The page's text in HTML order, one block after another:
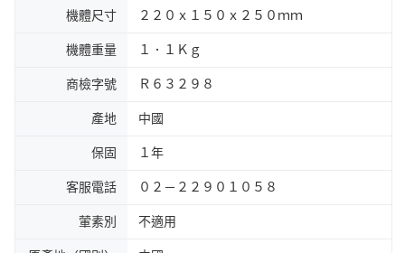
機體尺寸 ２２０ｘ１５０ｘ２５０ｍｍ
機體重量 １．１Ｋｇ
商檢字號 Ｒ６３２９８
產地 中國
保固 １年
客服電話 ０２－２２９０１０５８
葷素別 不適用